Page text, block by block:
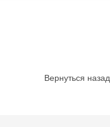
Вернуться назад